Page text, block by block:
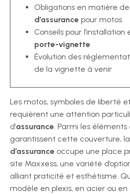
Obligations en matière de
d’assurance pour motos
Conseils pour
porte-vignette
Évolution des
de la vignette à venir
Les motos, symboles de liberté
requièrent une attention
d’assurance. Parmi les éléments
garantissent cette couverture, la
d’assurance occupe une place
site Maxxess, une variété
alliant praticité et esthétisme.
modèle en plexis, en acier ou en